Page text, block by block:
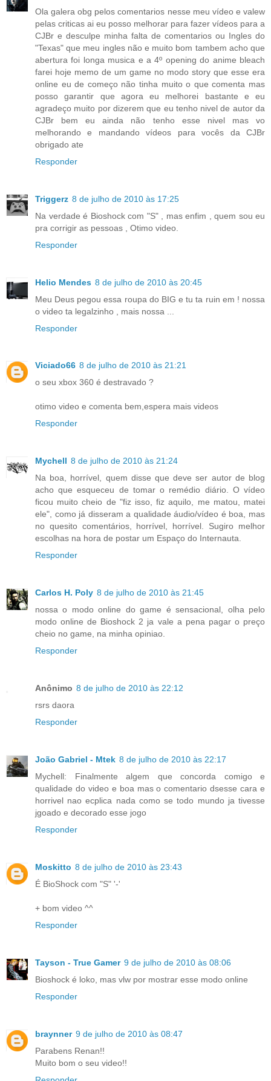
Ola galera obg pelos comentarios nesse meu vídeo e valew
pelas criticas ai eu posso melhorar para fazer vídeos para a
CJBr e desculpe minha falta de comentarios ou Ingles do
"Texas" que meu ingles não e muito bom tambem acho que
abertura foi longa musica e a 4º opening do anime bleach
farei hoje memo de um game no modo story que esse era
online eu de começo não tinha muito o que comenta mas
posso garantir que agora eu melhorei bastante e eu
agradeço muito por dizerem que eu tenho nivel de autor da
CJBr bem eu ainda não tenho esse nivel mas vo
melhorando e mandando vídeos para vocês da CJBr
obrigado ate
Responder
Triggerz 8 de julho de 2010 às 17:25
Na verdade é Bioshock com "S" , mas enfim , quem sou eu
pra corrigir as pessoas , Otimo video.
Responder
Helio Mendes 8 de julho de 2010 às 20:45
Meu Deus pegou essa roupa do BIG e tu ta ruin em ! nossa
o video ta legalzinho , mais nossa ...
Responder
Viciado66 8 de julho de 2010 às 21:21
o seu xbox 360 é destravado ?
otimo video e comenta bem,espera mais videos
Responder
Mychell 8 de julho de 2010 às 21:24
Na boa, horrível, quem disse que deve ser autor de blog
acho que esqueceu de tomar o remédio diário. O vídeo
ficou muito cheio de "fiz isso, fiz aquilo, me matou, matei
ele", como já disseram a qualidade áudio/vídeo é boa, mas
no quesito comentários, horrível, horrível. Sugiro melhor
escolhas na hora de postar um Espaço do Internauta.
Responder
Carlos H. Poly 8 de julho de 2010 às 21:45
nossa o modo online do game é sensacional, olha pelo
modo online de Bioshock 2 ja vale a pena pagar o preço
cheio no game, na minha opiniao.
Responder
Anônimo 8 de julho de 2010 às 22:12
rsrs daora
Responder
João Gabriel - Mtek 8 de julho de 2010 às 22:17
Mychell: Finalmente algem que concorda comigo e
qualidade do video e boa mas o comentario dsesse cara e
horrivel nao ecplica nada como se todo mundo ja tivesse
jgoado e decorado esse jogo
Responder
Moskitto 8 de julho de 2010 às 23:43
É BioShock com "S" '-'
+ bom video ^^
Responder
Tayson - True Gamer 9 de julho de 2010 às 08:06
Bioshock é loko, mas vlw por mostrar esse modo online
Responder
braynner 9 de julho de 2010 às 08:47
Parabens Renan!!
Muito bom o seu video!!